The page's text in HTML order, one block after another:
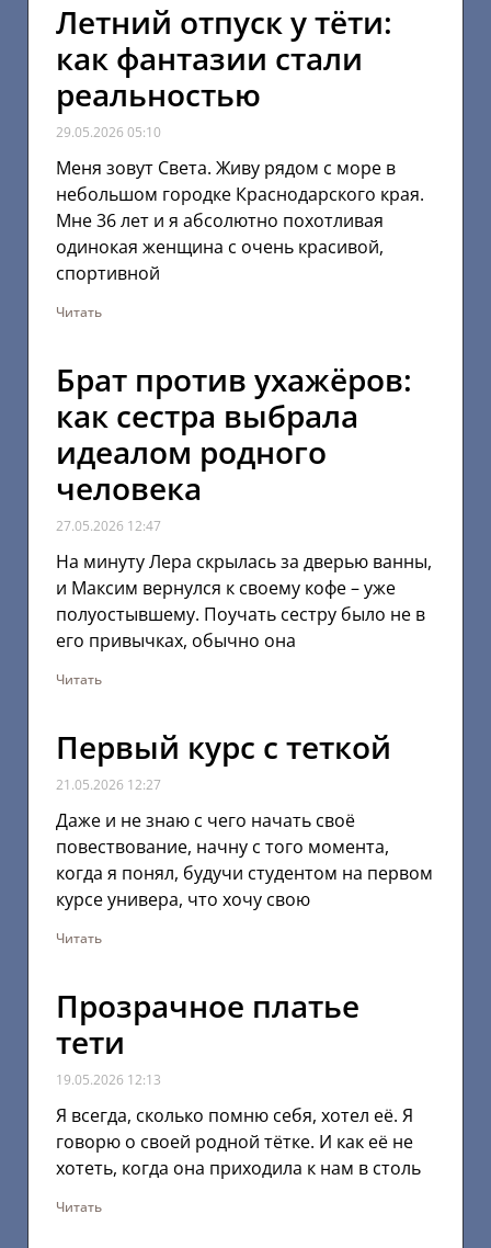
Летний отпуск у тёти:
как фантазии стали
реальностью
29.05.2026 05:10
Меня зовут Света. Живу рядом с море в
небольшом городке Краснодарского края.
Мне 36 лет и я абсолютно похотливая
одинокая женщина с очень красивой,
спортивной
Читать
Брат против ухажёров:
как сестра выбрала
идеалом родного
человека
27.05.2026 12:47
На минуту Лера скрылась за дверью ванны,
и Максим вернулся к своему кофе – уже
полуостывшему. Поучать сестру было не в
его привычках, обычно она
Читать
Первый курс с теткой
21.05.2026 12:27
Даже и не знаю с чего начать своё
повествование, начну с того момента,
когда я понял, будучи студентом на первом
курсе универа, что хочу свою
Читать
Прозрачное платье
тети
19.05.2026 12:13
Я всегда, сколько помню себя, хотел её. Я
говорю о своей родной тётке. И как её не
хотеть, когда она приходила к нам в столь
Читать